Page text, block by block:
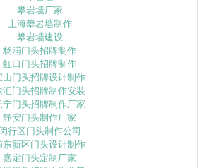
攀岩墙厂家
上海攀岩墙制作
攀岩墙建设
杨浦门头招牌制作
虹口门头招牌制作
山门头招牌设计制作
汇门头招牌制作安装
宁门头招牌制作厂家
静安门头制作厂家
闵行区门头制作公司
东新区门头设计制作
嘉定门头定制厂家